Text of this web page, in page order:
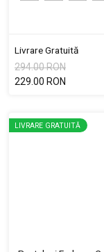
Livrare Gratuită
294.00 RON
229.00 RON
LIVRARE GRATUITĂ